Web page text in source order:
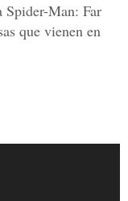
Spider-Man: Far
que vienen en